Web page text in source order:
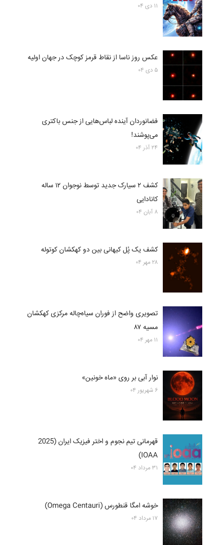
۱۱ دی ۰۴
عکس روز ناسا از نقاط قرمز کوچک در جهان اولیه
۵ دی ۰۴
فضانوردان آینده لباس‌هایی از جنس باکتری
می‌پوشند!
۲۴ آذر ۰۴
کشف ۲ سیارک جدید توسط نوجوان ۱۲ ساله
کانادایی
۸ آبان ۰۴
کشف یک پُل کیهانی بین دو کهکشان کوتوله
۲۸ مهر ۰۴
تصویری واضح از فوران سیاه‌چاله مرکزی کهکشان
مسیه ۸۷
۱۱ مهر ۰۴
نوار آبی بر روی «ماه خونین»
۶ شهریور ۰۴
قهرمانی تیم نجوم و اختر فیزیک ایران (2025
IOAA)
۳۱ مرداد ۰۴
خوشه امگا قنطورس (Omega Centauri)
۱۷ مرداد ۰۴